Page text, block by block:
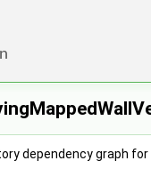
dependency graph